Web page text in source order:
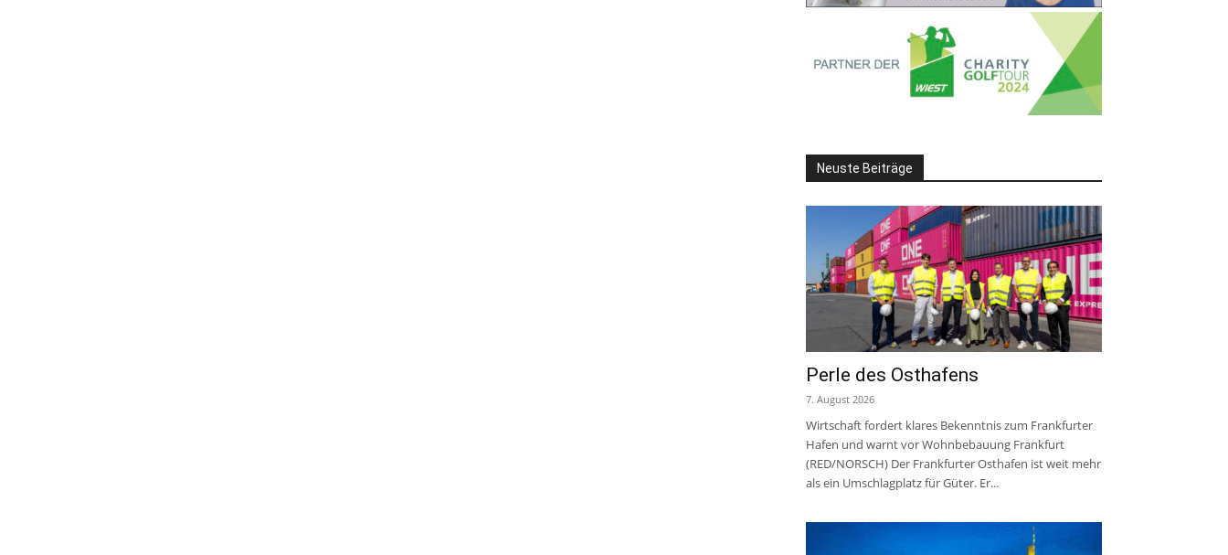
Neuste Beiträge
Perle des Osthafens
7. August 2026
Wirtschaft fordert klares Bekenntnis zum Frankfurter
Hafen und warnt vor Wohnbebauung Frankfurt
(RED/NORSCH) Der Frankfurter Osthafen ist weit mehr
als ein Umschlagplatz für Güter. Er...